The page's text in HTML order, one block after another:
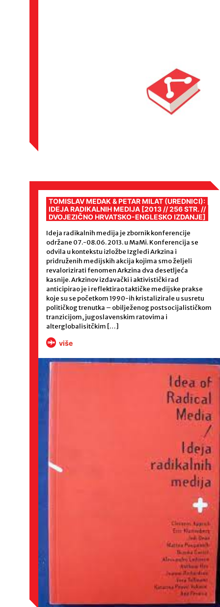
TOMISLAV MEDAK & PETAR MILAT (UREDNICI):
IDEJA RADIKALNIH MEDIJA [2013 // 256 STR. //
DVOJEZIČNO HRVATSKO-ENGLESKO IZDANJE]
Ideja radikalnih medija je zbornik konferencije
održane 07.-08.06. 2013. u MaMi. Konferencija se
odvila u kontekstu izložbe Izgledi Arkzina i
pridruženih medijskih akcija kojima smo željeli
revalorizirati fenomen Arkzina dva desetljeća
kasnije. Arkzinov izdavački i aktivistički rad
anticipirao je i reflektirao taktičke medijske prakse
koje su se početkom 1990-ih kristalizirale u susretu
političkog trenutka – obilježenog postsocijalističkom
tranzicijom, jugoslavenskim ratovima i
alterglobalisitčkim […]
više